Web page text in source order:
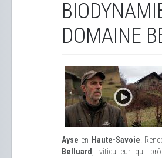
DOMAINE
Ayse en Haute-Savoie .
Belluard
, viticulteur qui